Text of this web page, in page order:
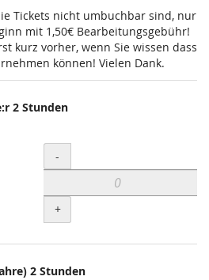
Tickets nicht umbuchbar sind, nur
mit 1,50€ Bearbeitungsgebühr!
kurz vorher, wenn Sie wissen dass
können! Vielen Dank.
2 Stunden
Menge
-
+
2 Stunden